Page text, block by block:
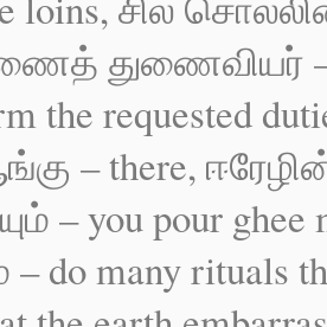
துணைவியர் –
the requested
– there,
– you pour
do many rituals